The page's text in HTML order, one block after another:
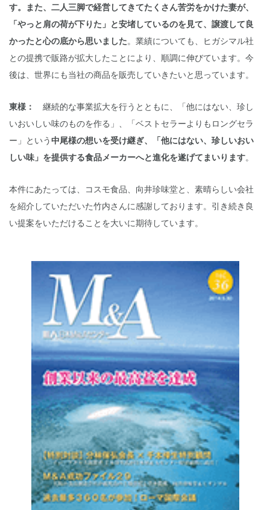
す。また、二人三脚で経営してきてたくさん苦労をかけた妻が、
「やっと肩の荷が下りた」と安堵しているのを見て、譲渡して良
かったと心の底から思いました。業績についても、ヒガシマル社
との提携で販路が拡大したことにより、順調に伸びています。今
後は、世界にも当社の商品を販売していきたいと思っています。
東様： 継続的な事業拡大を行うとともに、「他にはない、珍し
いおいしい味のものを作る」、「ベストセラーよりもロングセラ
ー」という中尾様の想いを受け継ぎ、「他にはない、珍しいおい
しい味」を提供する食品メーカーへと進化を遂げてまいります。
本件にあたっては、コスモ食品、向井珍味堂と、素晴らしい会社
を紹介していただいた竹内さんに感謝しております。引き続き良
い提案をいただけることを大いに期待しています。